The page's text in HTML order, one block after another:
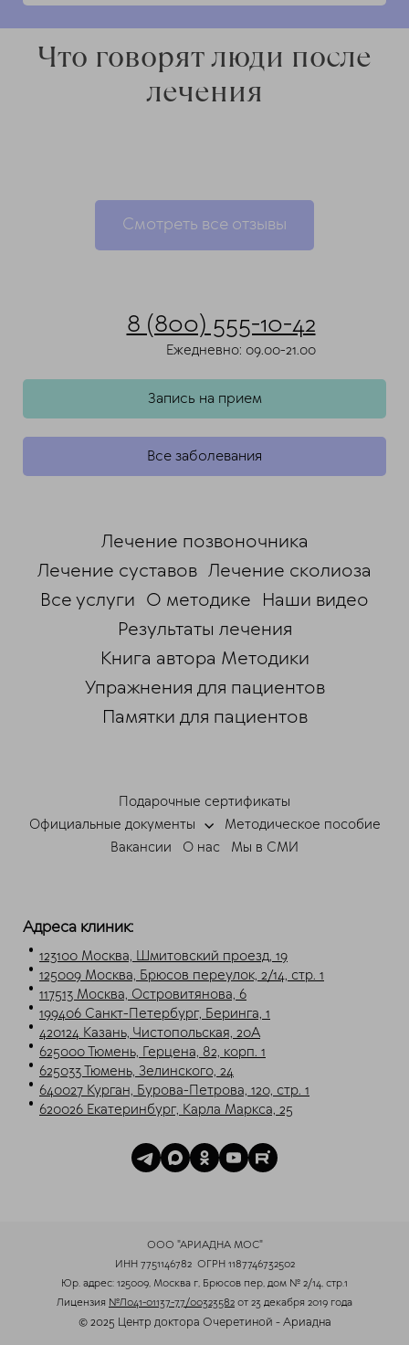
Что говорят люди после
лечения
Смотреть все отзывы
8 (800) 555-10-42
Ежедневно: 09.00-21.00
Запись на прием
Все заболевания
Лечение позвоночника
Лечение суставов Лечение сколиоза
Все услуги О методике Наши видео
Результаты лечения
Книга автора Методики
Упражнения для пациентов
Памятки для пациентов
Подарочные сертификаты
Официальные документы
Методическое пособие
Вакансии
О нас Мы в СМИ
Адреса клиник:
123100 Москва, Шмитовский проезд, 19
125009 Москва, Брюсов переулок, 2/14, стр. 1
117513 Москва, Островитянова, 6
199406 Санкт-Петербург, Беринга, 1
420124 Казань, Чистопольская, 20А
625000 Тюмень, Герцена, 82, корп. 1
625033 Тюмень, Зелинского, 24
640027 Курган, Бурова-Петрова, 120, стр. 1
620026 Екатеринбург, Карла Маркса, 25
ООО "АРИАДНА МОС"
ИНН 7751146782 ОГРН 1187746732502
Юр. адрес: 125009, Москва г, Брюсов пер, дом № 2/14, стр.1
Лицензия №Л041-01137-77/00323582 от 23 декабря 2019 года
© 2025 Центр доктора Очеретиной - Ариадна
Мессенджеры
Свяжитесь с нами через любой удобный